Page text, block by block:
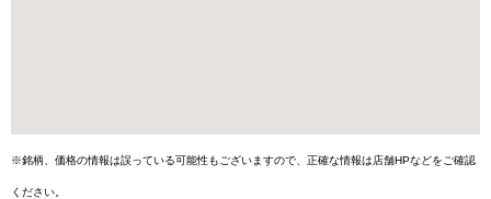
※銘柄、価格の情報は誤っている可能性もございますので、正確な情報は店舗HPなどをご確認
ください。